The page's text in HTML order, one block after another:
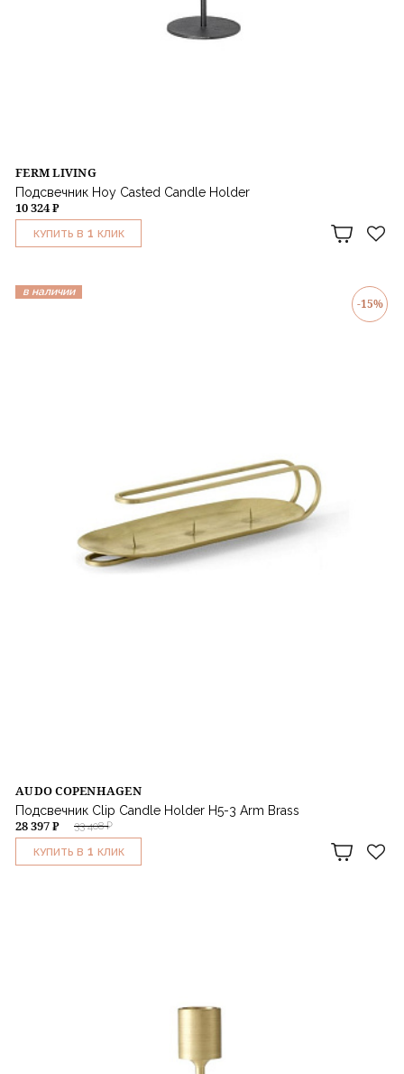
FERM LIVING
Подсвечник Hoy Casted Candle Holder
10 324 ₽
КУПИТЬ В 1 КЛИК
в наличии
-15%
AUDO COPENHAGEN
Подсвечник Clip Candle Holder H5-3 Arm Brass
33 408 ₽
28 397 ₽
КУПИТЬ В 1 КЛИК